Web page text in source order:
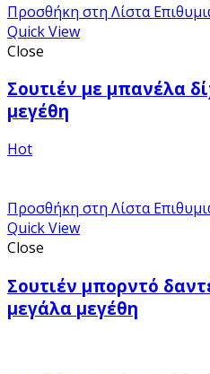
Προσθήκη στη Λίστα
Quick View
Close
Σουτιέν με μπανέλα
μεγέθη
Hot
Προσθήκη στη Λίστα
Quick View
Close
Σουτιέν μπορντό
μεγάλα μεγέθη